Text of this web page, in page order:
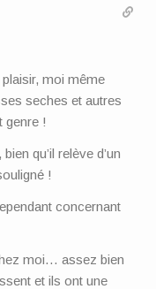
moi même
seches et autres
genre !
qu’il relève d’un
!
concernant
moi… assez bien
et ils ont une